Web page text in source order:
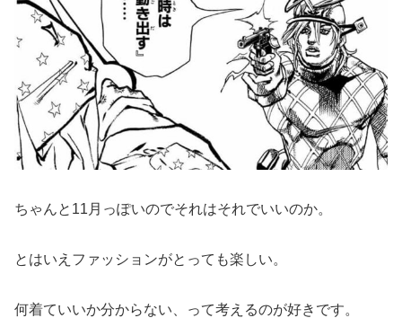
ちゃんと11月っぽいのでそれはそれでいいのか。
とはいえファッションがとっても楽しい。
何着ていいか分からない、って考えるのが好きです。